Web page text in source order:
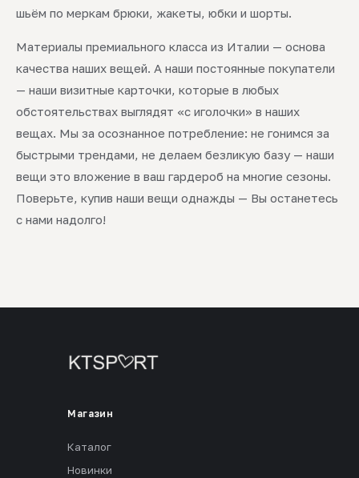
шьём по меркам брюки, жакеты, юбки и шорты.
Материалы премиального класса из Италии — основа
качества наших вещей. А наши постоянные покупатели
— наши визитные карточки, которые в любых
обстоятельствах выглядят «с иголочки» в наших
вещах. Мы за осознанное потребление: не гонимся за
быстрыми трендами, не делаем безликую базу — наши
вещи это вложение в ваш гардероб на многие сезоны.
Поверьте, купив наши вещи однажды — Вы останетесь
с нами надолго!
Магазин
Каталог
Новинки